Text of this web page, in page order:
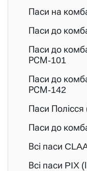
Паси на
Паси до
Паси до
РСМ-101
Паси до
РСМ-142
Паси
Паси до
Всі паси
Всі паси PIX